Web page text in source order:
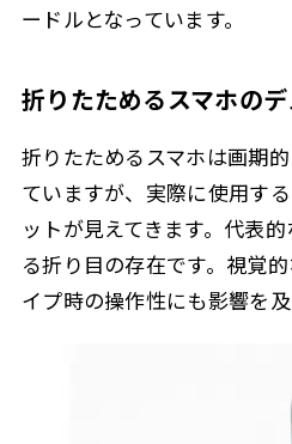
ードルとなっています。
折りたためるスマホの
折りたためるスマホは画期
ていますが、実際に使用す
ットが見えてきます。代表
る折り目の存在です。視覚
イプ時の操作性にも影響を